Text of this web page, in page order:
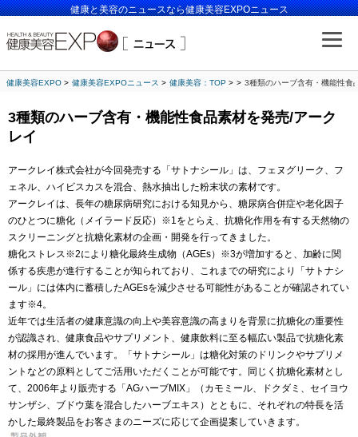
健康と美容のニュースなら健康美容EXPOニュース
健康美容EXPO 健康美容EXPOニュース 健康美容：TOP 3種類のハーブ含有・機能性食
3種類のハーブ含有・機能性食品素材を発売/アーク
レイ
アークレイ株式会社が今回発売する「サトナシール」は、フェヌグリーク、フ
ェネル、ハイビスカスを混合、熱水抽出した粉末状の素材です。
アークレイは、長年の糖尿病研究における知見から、糖尿病合併症や老化因子
のひとつに糖化（メイラード反応）※1をとらえ、抗糖化作用を有する天然物の
スクリーニングと抗糖化素材の企画・開発を行ってきました。
糖化ストレス※2により糖化最終生成物（AGEs）※3が増加すると、加齢に関
係する疾患が進行することが知られており、これまでの研究により「サトナシ
ール」には体内に蓄積したAGEsを減少させる可能性があることが確認されてい
ます※4。
近年では生活者の健康意識の向上や美容意識の高まりを背景に抗糖化の重要性
が認識され、健康食品やサプリメント、健康飲料に至る幅広い製品で抗糖化素
材の採用が進んでいます。「サトナシール」は糖化対策のドリンクやサプリメ
ントなどの原料としてご活用いただくことが可能です。同じく抗糖化素材とし
て、2006年より販売する「AGハーブMIX」（カモミール、ドクダミ、セイヨウ
サンザシ、ブドウ葉を混合したハーブエキス）とともに、それぞれの特長を活
かした最終製品をお客さまのニーズに応じて企画提案していきます。